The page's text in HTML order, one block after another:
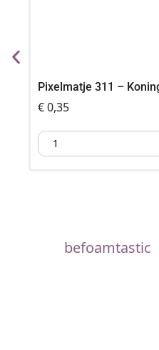
Pixelmatje 311 –
€0,35
befoamtastic